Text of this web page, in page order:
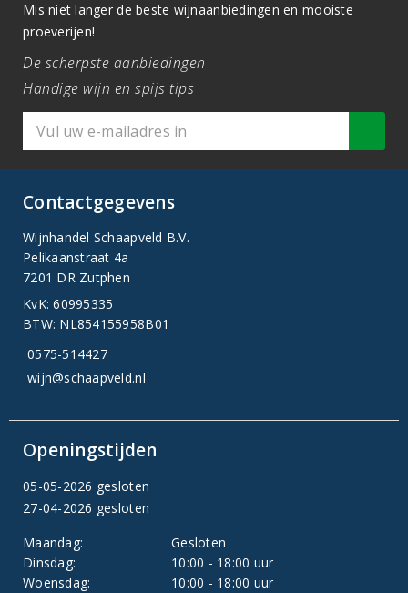
Mis niet langer de beste wijnaanbiedingen en mooiste
proeverijen!
De scherpste aanbiedingen
Handige wijn en spijs tips
Contactgegevens
Wijnhandel Schaapveld B.V.
Pelikaanstraat 4a
7201 DR Zutphen
KvK: 60995335
BTW: NL854155958B01
0575-514427
wijn@schaapveld.nl
Openingstijden
05-05-2026 gesloten
27-04-2026 gesloten
Maandag:
Gesloten
Dinsdag:
10:00 - 18:00 uur
Woensdag:
10:00 - 18:00 uur